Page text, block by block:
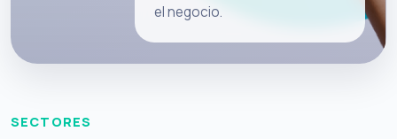
el negocio.
SECTORES